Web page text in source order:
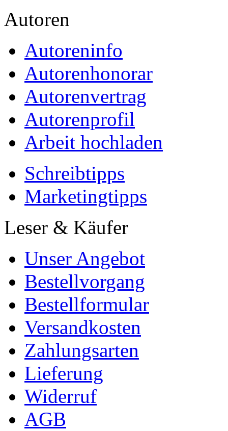
Autoren
Autoreninfo
Autorenhonorar
Autorenvertrag
Autorenprofil
Arbeit hochladen
Schreibtipps
Marketingtipps
Leser & Käufer
Unser Angebot
Bestellvorgang
Bestellformular
Versandkosten
Zahlungsarten
Lieferung
Widerruf
AGB